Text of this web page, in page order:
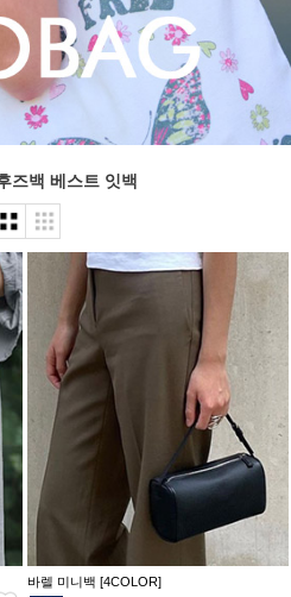
즈백 베스트 잇백
바렐 미니백 [4COLOR]